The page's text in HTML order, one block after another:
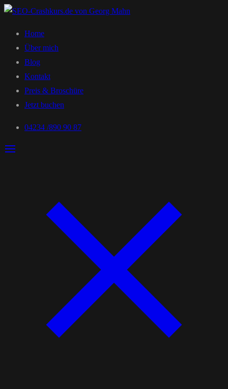
Home
Über mich
Blog
Kontakt
Preis & Broschüre
Jetzt buchen
04234 /890 90 87